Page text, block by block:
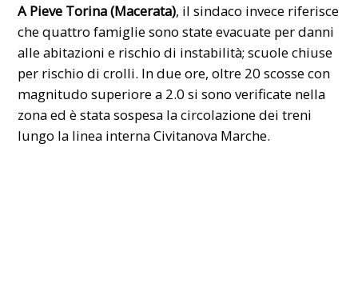
A Pieve Torina (Macerata), il sindaco invece riferisce
che quattro famiglie sono state evacuate per danni
alle abitazioni e rischio di instabilità; scuole chiuse
per rischio di crolli. In due ore, oltre 20 scosse con
magnitudo superiore a 2.0 si sono verificate nella
zona ed è stata sospesa la circolazione dei treni
lungo la linea interna Civitanova Marche.